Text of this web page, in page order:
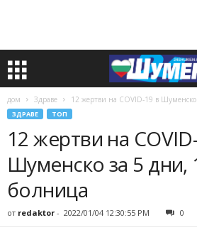
дом Здраве 12 жертви на COVID-19 в
ЗДРАВЕ ТОП
12 жертви на
Шуменско за 5 дни,
болница
от redaktor - 2022/01/04 12:30:55 PM 0